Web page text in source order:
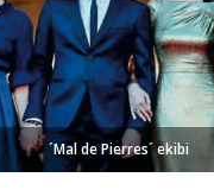
´Mal de Pierres´ ekibi